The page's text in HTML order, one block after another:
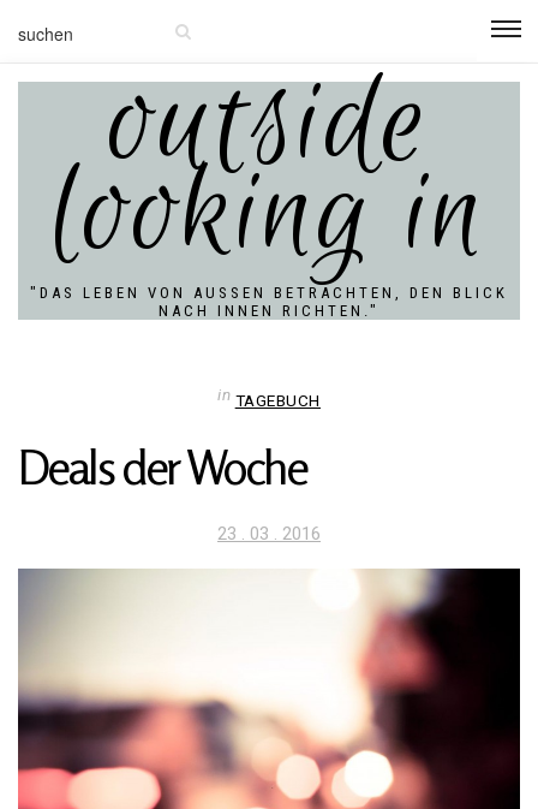
outside
looking in
"DAS LEBEN VON AUSSEN BETRACHTEN, DEN BLICK N
ACH INNEN RICHTEN."
in TAGEBUCH
Deals der Woche
Veröffentlicht
23 . 03 . 2016